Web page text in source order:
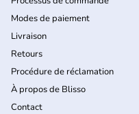
Modes de paiement
Livraison
Retours
Procédure de réclamation
À propos de Blisso
Contact